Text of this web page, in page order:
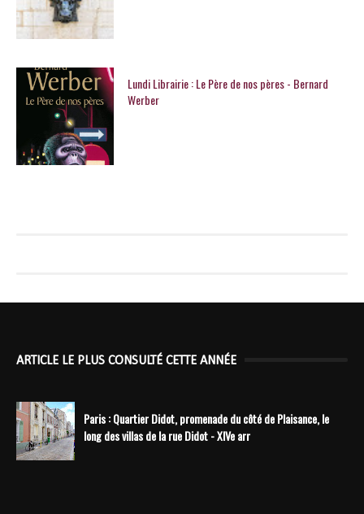
Lundi Librairie : Le Père de nos pères - Bernard
Werber
ARTICLE LE PLUS CONSULTÉ CETTE ANNÉE
Paris : Quartier Didot, promenade du côté de Plaisance, le
long des villas de la rue Didot - XIVe arr